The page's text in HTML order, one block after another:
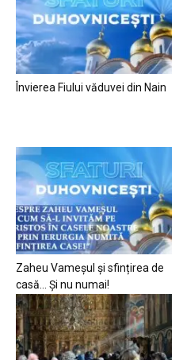
Învierea Fiului văduvei din Nain
Zaheu Vameșul și sfințirea de
casă… Și nu numai!